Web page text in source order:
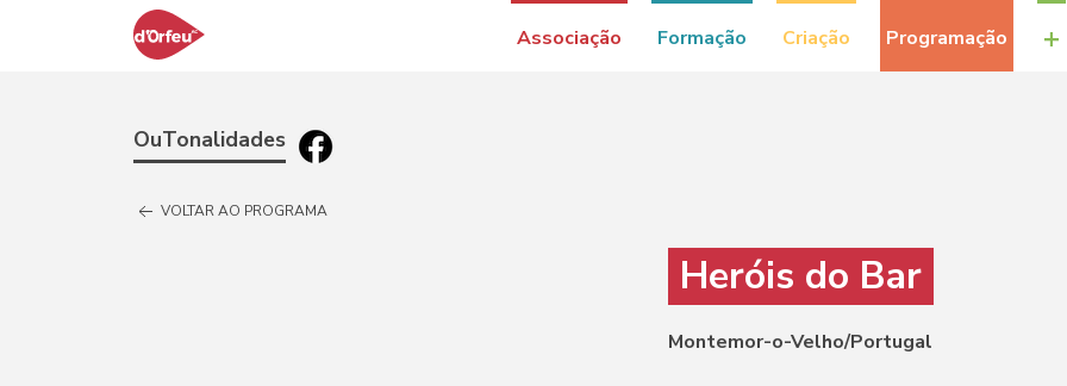
Associação Formação Criação Programação +
OuTonalidades
VOLTAR AO PROGRAMA
Heróis do Bar
Montemor-o-Velho/Portugal